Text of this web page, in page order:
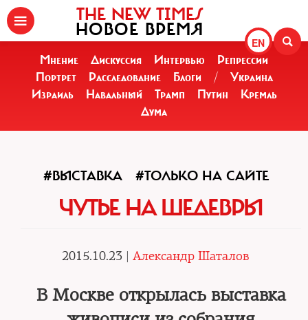
EN
THE NEW TIMES
НОВОЕ ВРЕМЯ
Мнение Дискуссия Интервью
Репрессии
Портрет
Расследование Блоги /
Украина
Израиль
Навальный Трамп Путин
Кремль
Дума
#ВЫСТАВКА #ТОЛЬКО НА САЙТЕ
ЧУТЬЕ НА ШЕДЕВРЫ
2015.10.23 | Александр Шаталов
В Москве открылась выставка